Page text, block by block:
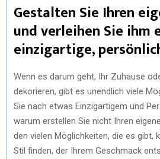
Gestalten Sie Ihren
und verleihen Sie ihm
einzigartige,
Wenn es darum geht, Ihr Zuhause
dekorieren, gibt es unendlich viele
Sie nach etwas Einzigartigem und
warum erstellen Sie nicht Ihren
den vielen Möglichkeiten, die es gibt,
Stil finden, der Ihrem Geschmack